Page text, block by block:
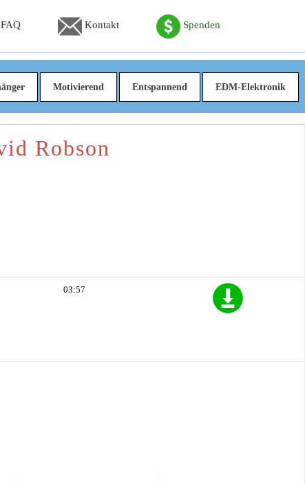
Kontakt Spenden
Motivierend Entspannend EDM-Elektronik
Robson
03:57